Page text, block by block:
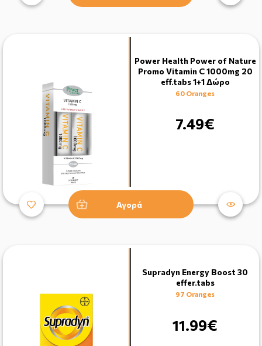
Power Health Power of Nature
Promo Vitamin C 1000mg 20
eff.tabs 1+1 Δώρο
60 Oranges
7.49€
Αγορά
Supradyn Energy Boost 30
effer.tabs
97 Oranges
11.99€